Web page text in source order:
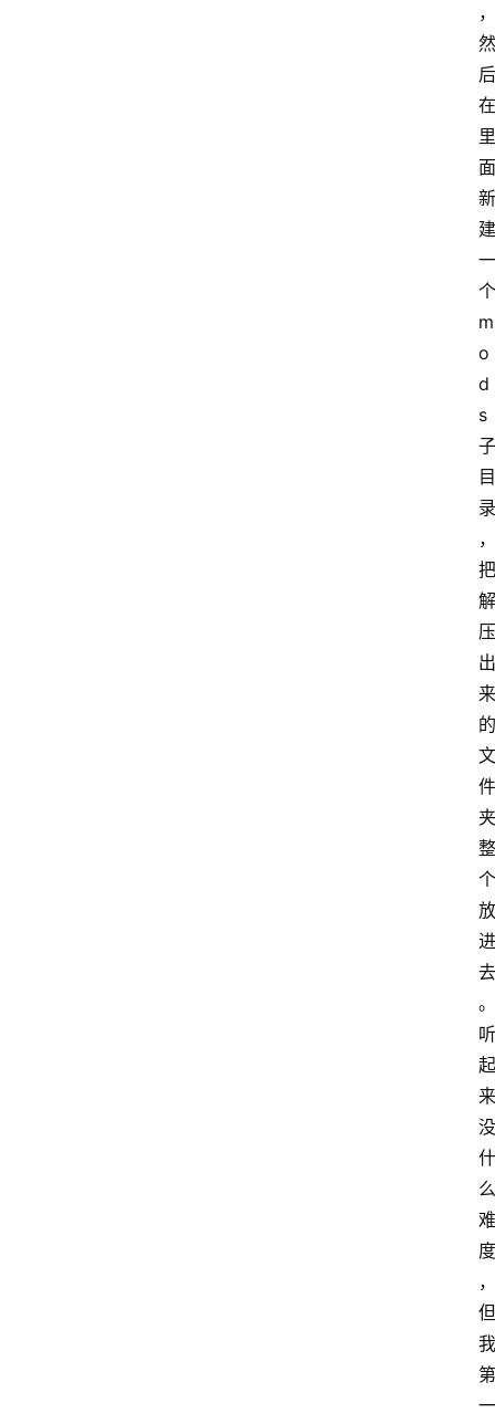
，
然
后
在
里
面
新
建
一
个
m
o
d
s
子
目
录
，
把
解
压
出
来
的
文
件
夹
整
个
放
进
去
。
听
起
来
没
什
么
难
度
，
但
我
第
一